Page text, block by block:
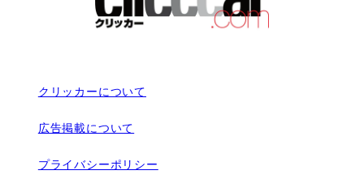
クリッカーについて
広告掲載について
プライバシーポリシー